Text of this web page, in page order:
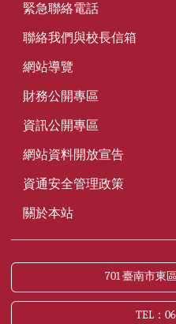
緊急聯絡電話
聯絡我們與校長信箱
網站導覽
財務公開專區
資訊公開專區
網站資料開放宣告
資通安全管理政策
關於本站
701 臺南市東
TEL：